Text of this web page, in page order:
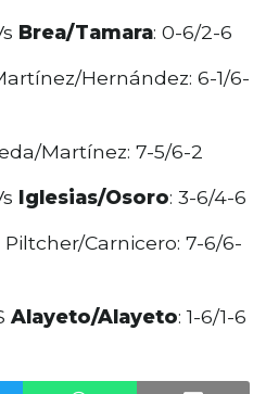
Brea/Tamara: 0-6/2-6
Hernández: 6-1/6-
Martínez: 7-5/6-2
Iglesias/Osoro: 3-6/4-6
Piltcher/Carnicero: 7-6/6-
Alayeto/Alayeto: 1-6/1-6